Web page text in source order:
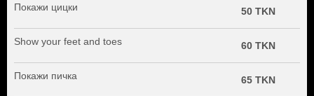
Покажи цицки 50 TKN
Show your feet and toes 60 TKN
Покажи пичка 65 TKN